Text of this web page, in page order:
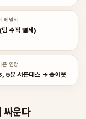
페널티
수적 열세)
즌 연장
5분 서든데스 → 슛아웃
운다